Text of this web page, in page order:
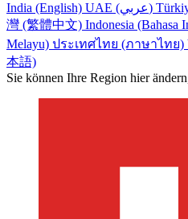
India (English)
UAE (عربي)
灣 (繁體中文) Indonesia (Bahasa
Melayu) ประเทศไทย (ภาษาไทย)
本語)
Sie können Ihre Region hier